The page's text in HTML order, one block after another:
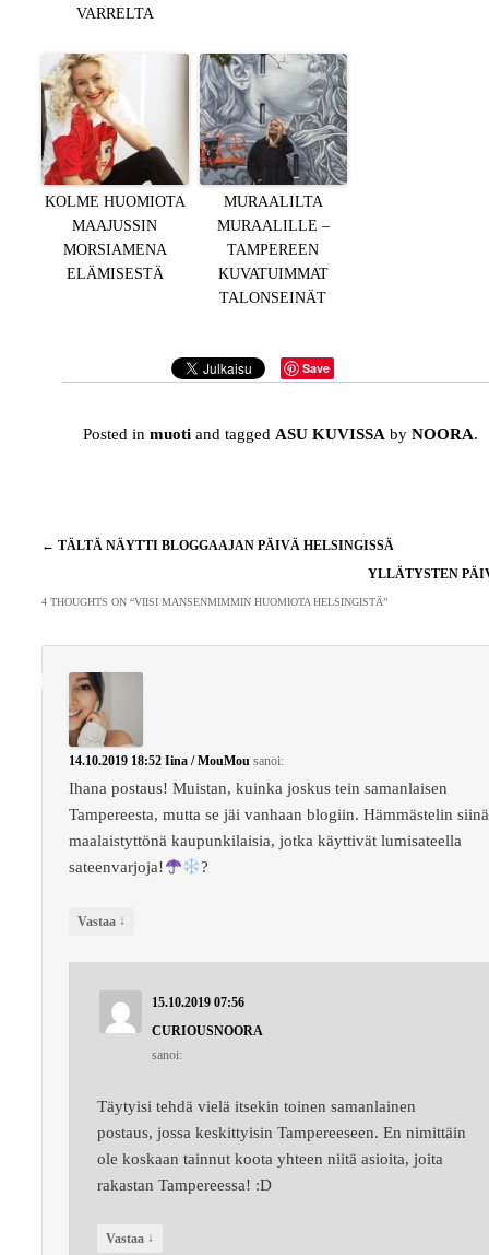
VARRELTA
KOLME HUOMIOTA
MAAJUSSIN
MORSIAMENA
ELÄMISESTÄ
MURAALILTA
MURAALILLE –
TAMPEREEN
KUVATUIMMAT
TALONSEINÄT
Save
Posted inmuoti and tagged ASU KUVISSA byNOORA.
Artikkelien
← TÄLTÄ NÄYTTI BLOGGAAJAN PÄIVÄ HELSINGISSÄ
YLLÄTYSTEN
4 THOUGHTS ON “VIISI MANSENMIMMIN HUOMIOTA HELSINGISTÄ”
14.10.2019 18:52 Iina / MouMou sanoi:
Ihana postaus! Muistan, kuinka joskus tein samanlaisen
Tampereesta, mutta se jäi vanhaan blogiin. Hämmästelin siinä
maalaistyttönä kaupunkilaisia, jotka käyttivät lumisateella
sateenvarjoja!
?
Vastaa ↓
15.10.2019 07:56
CURIOUSNOORA
sanoi:
Täytyisi tehdä vielä itsekin toinen samanlainen
postaus, jossa keskittyisin Tampereeseen. En nimittäin
ole koskaan tainnut koota yhteen niitä asioita, joita
rakastan Tampereessa! :D
Vastaa ↓